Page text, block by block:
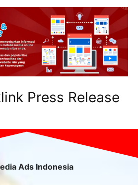
Press Release
Ads Indonesia